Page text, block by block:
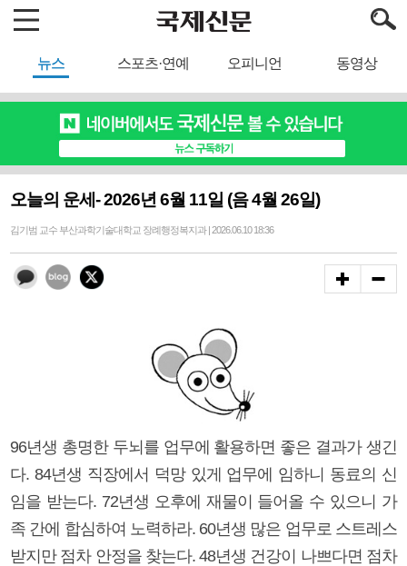
뉴스 스포츠·연예 오피니언 동영상
오늘의 운세- 2026년 6월 11일 (음 4월 26일)
김기범 교수 부산과학기술대학교 장례행정복지과 | 2026.06.10 18:36
96년생 총명한 두뇌를 업무에 활용하면 좋은 결과가 생긴
다. 84년생 직장에서 덕망 있게 업무에 임하니 동료의 신
임을 받는다. 72년생 오후에 재물이 들어올 수 있으니 가
족 간에 합심하여 노력하라. 60년생 많은 업무로 스트레스
받지만 점차 안정을 찾는다. 48년생 건강이 나쁘다면 점차